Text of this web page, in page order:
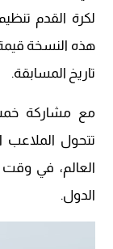
لكرة القدم
هذه النسخة
تاريخ المسابقة.
مع مشاركة خمس
تتحول الملاعب
العالم، في
الدول.